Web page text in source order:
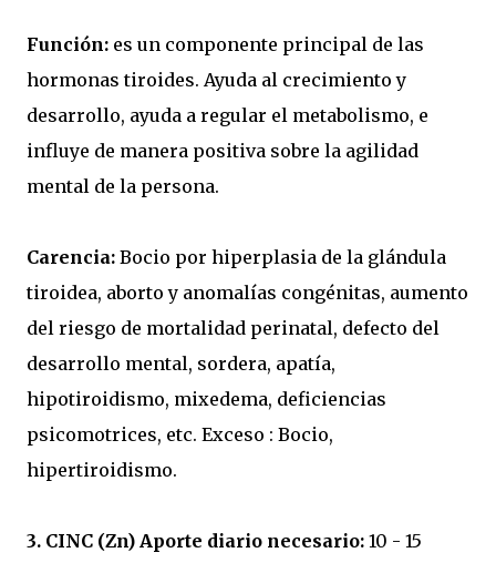
Función: es un componente principal de las
hormonas tiroides. Ayuda al crecimiento y
desarrollo, ayuda a regular el metabolismo, e
influye de manera positiva sobre la agilidad
mental de la persona.
Carencia: Bocio por hiperplasia de la glándula
tiroidea, aborto y anomalías congénitas, aumento
del riesgo de mortalidad perinatal, defecto del
desarrollo mental, sordera, apatía,
hipotiroidismo, mixedema, deficiencias
psicomotrices, etc. Exceso : Bocio,
hipertiroidismo.
3. CINC (Zn) Aporte diario necesario: 10 - 15